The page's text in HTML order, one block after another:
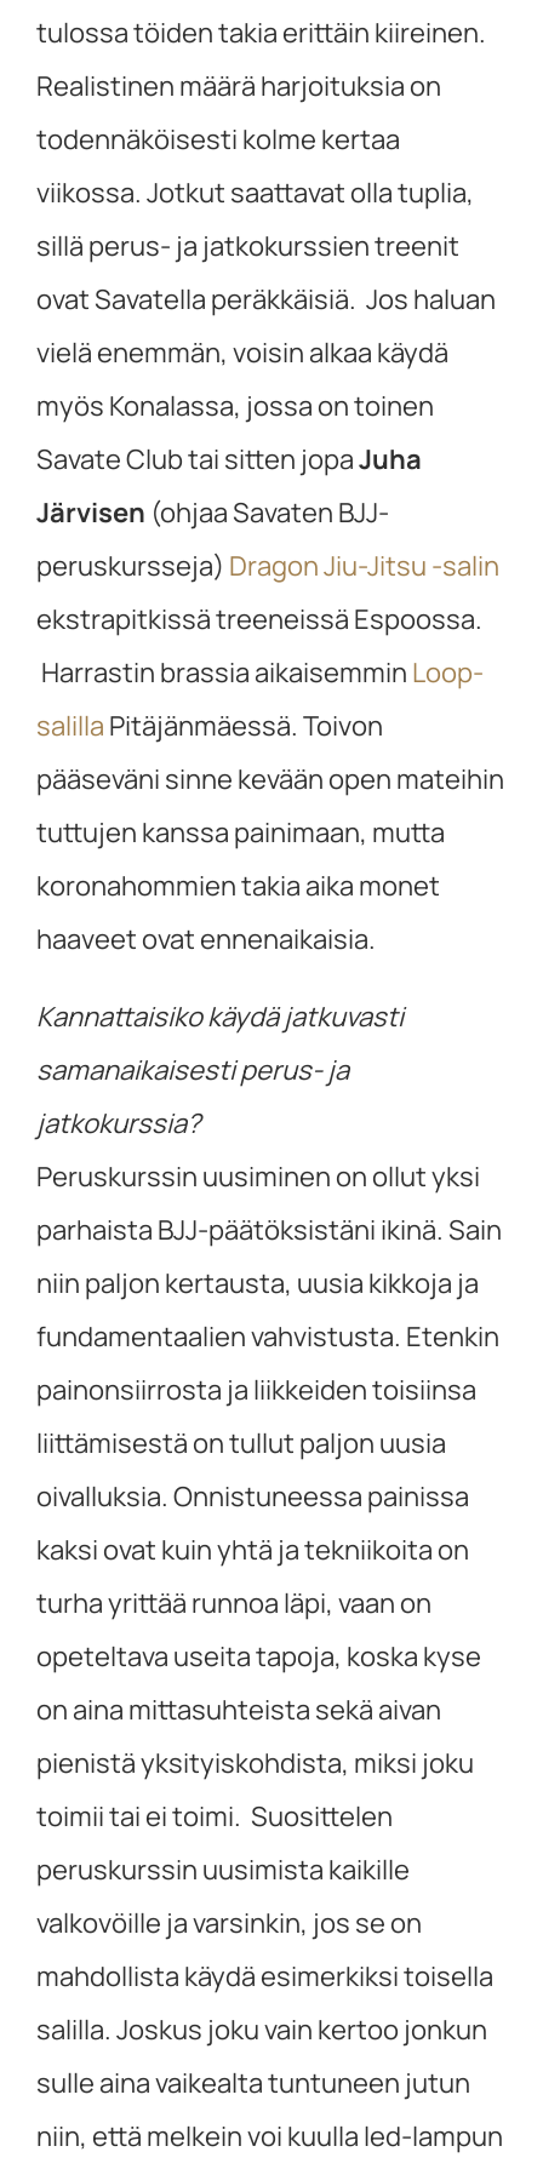
tulossa töiden takia erittäin kiireinen.
Realistinen määrä harjoituksia on
todennäköisesti kolme kertaa
viikossa. Jotkut saattavat olla tuplia,
sillä perus- ja jatkokurssien treenit
ovat Savatella peräkkäisiä. Jos haluan
vielä enemmän, voisin alkaa käydä
myös Konalassa, jossa on toinen
Savate Club tai sitten jopaJuha
Järvisen (ohjaa Savaten BJJ-
peruskursseja) Dragon Jiu-Jitsu -salin
ekstrapitkissä treeneissä Espoossa.
Harrastin brassia aikaisemmin Loop-
salilla Pitäjänmäessä. Toivon
pääseväni sinne kevään open mateihin
tuttujen kanssa painimaan, mutta
koronahommien takia aika monet
haaveet ovat ennenaikaisia.
Kannattaisiko käydä jatkuvasti
samanaikaisesti perus- ja
jatkokurssia?
Peruskurssin uusiminen on ollut yksi
parhaista BJJ-päätöksistäni ikinä. Sain
niin paljon kertausta, uusia kikkoja ja
fundamentaalien vahvistusta. Etenkin
painonsiirrosta ja liikkeiden toisiinsa
liittämisestä on tullut paljon uusia
oivalluksia. Onnistuneessa painissa
kaksi ovat kuin yhtä ja tekniikoita on
turha yrittää runnoa läpi, vaan on
opeteltava useita tapoja, koska kyse
on aina mittasuhteista sekä aivan
pienistä yksityiskohdista, miksi joku
toimii tai ei toimi. Suosittelen
peruskurssin uusimista kaikille
valkovöille ja varsinkin, jos se on
mahdollista käydä esimerkiksi toisella
salilla. Joskus joku vain kertoo jonkun
sulle aina vaikealta tuntuneen jutun
niin, että melkein voi kuulla led-lampun